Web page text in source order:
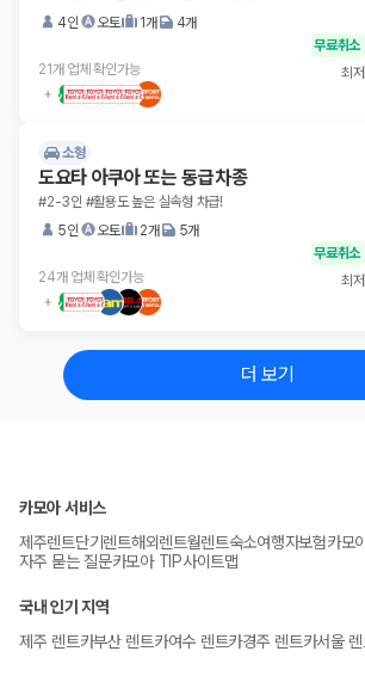
4인
오토 1개 4개
21개 업체 확인가능
무료취소
최
소형
도요타 아쿠아 또는 동급차종
#2-3인 #활용도 높은 실속형 차급!
5인
오토 2개 5개
24개 업체 확인가능
무료취소
최
더 보기
카모아 서비스
제주렌트단기렌트해외렌트월렌트숙소여행자보험카모
자주 묻는 질문카모아 TIP사이트맵
국내 인기 지역
제주 렌트카부산 렌트카여수 렌트카경주 렌트카서울